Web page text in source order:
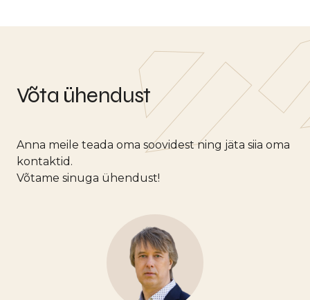
Võta ühendust
Anna meile teada oma soovidest ning jäta siia oma
kontaktid.
Võtame sinuga ühendust!